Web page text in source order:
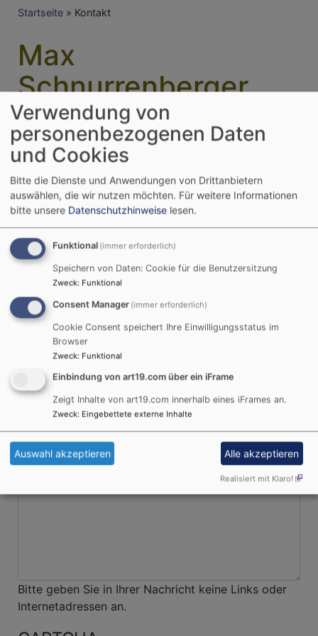
Breadcrumb
Startseite Kontakt
Max
Schnurrenberger
kontaktieren
Ihre E-Mail-Adresse
Max Schnurrenberger
Betreff
Nachricht
Bitte geben Sie in Ihrer Nachricht keine Links oder
Internetadressen an.
Verwendung von
personenbezogenen Daten
und Cookies
Bitte die Dienste und Anwendungen von Drittanbietern
auswählen, die wir nutzen möchten. Für weitere Informationen
bitte unsere Datenschutzhinweise lesen.
Funktional (immer erforderlich)
Speichern von Daten: Cookie für die Benutzersitzung
Zweck: Funktional
Consent Manager (immer erforderlich)
Cookie Consent speichert Ihre Einwilligungsstatus im
Browser
Zweck: Funktional
Einbindung von art19.com über ein iFrame
Zeigt Inhalte von art19.com innerhalb eines iFrames an.
Zweck: Eingebettete externe Inhalte
Auswahl akzeptieren Alle akzeptieren
Realisiert mit Klaro!